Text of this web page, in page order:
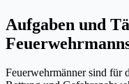
Aufgaben und
Feuerwehrmänner sind für